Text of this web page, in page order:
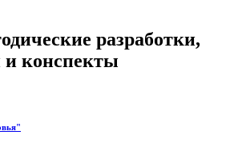
разработки,
и конспекты